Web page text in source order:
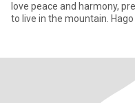
love peace and harmony,
to live in the mountain.